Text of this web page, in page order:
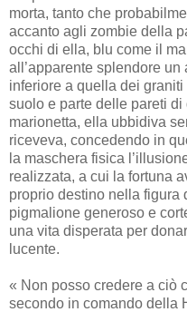
morta, tanto che
accanto agli zombie della
occhi di ella, blu come il
all’apparente splendore
inferiore a quella dei
suolo e parte delle pareti di
marionetta, ella ubbidiva
riceveva, concedendo in
la maschera fisica
realizzata, a cui la fortuna
proprio destino nella figura
pigmalione generoso e
una vita disperata per
lucente.
« Non posso credere a ciò
secondo in comando della